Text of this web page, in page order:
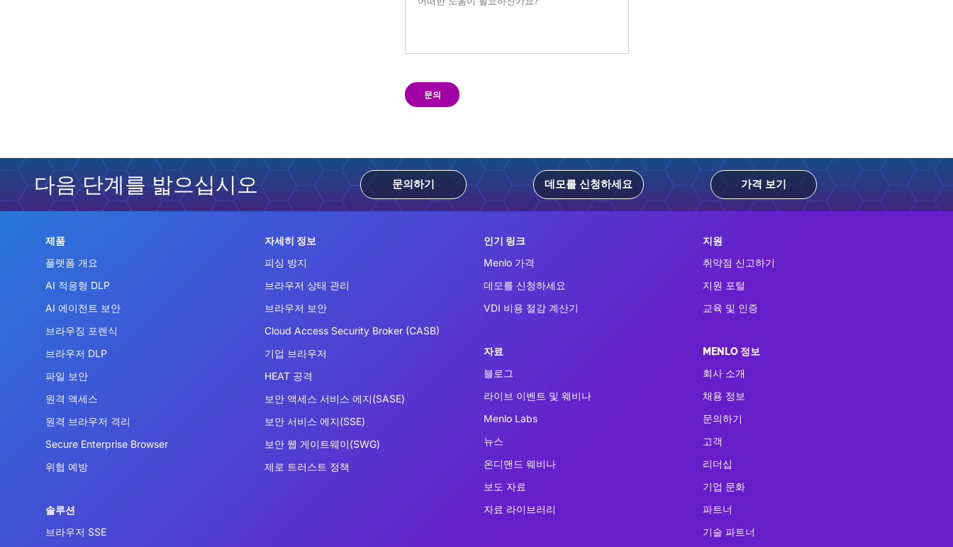
문의
다음 단계를 밟으십시오 문의하기 데모를 신청하세요 가격 보기
제품
플랫폼 개요
AI 적응형 DLP
AI 에이전트 보안
브라우징 포렌식
브라우저 DLP
파일 보안
원격 액세스
원격 브라우저 격리
Secure Enterprise Browser
위협 예방
솔루션
브라우저 SSE
자세히 정보
피싱 방지
브라우저 상태 관리
브라우저 보안
Cloud Access Security Broker (CASB)
기업 브라우저
HEAT 공격
보안 액세스 서비스 에지(SASE)
보안 서비스 에지(SSE)
보안 웹 게이트웨이(SWG)
제로 트러스트 정책
인기 링크
Menlo 가격
데모를 신청하세요
VDI 비용 절감 계산기
자료
블로그
라이브 이벤트 및 웨비나
Menlo Labs
뉴스
온디맨드 웨비나
보도 자료
자료 라이브러리
지원
취약점 신고하기
지원 포털
교육 및 인증
MENLO 정보
회사 소개
채용 정보
문의하기
고객
리더십
기업 문화
파트너
기술 파트너